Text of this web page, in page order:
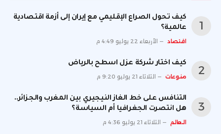
كيف تحول الصراع الإقليمي مع إيران إلى أزمة اقتصادية
عالمية؟
اقتصاد الأربعاء 22 يوليو 4:49 م
كيف اختار شركة عزل اسطح بالرياض
منوعات الثلاثاء 21 يوليو 9:20 م
التنافس على خط الغاز النيجيري بين المغرب والجزائر..
هل انتصرت الجغرافيا أم السياسة؟
العالم الثلاثاء 21 يوليو 4:36 م